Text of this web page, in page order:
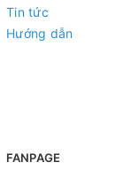
Tin tức
Hướng dẫn
FANPAGE